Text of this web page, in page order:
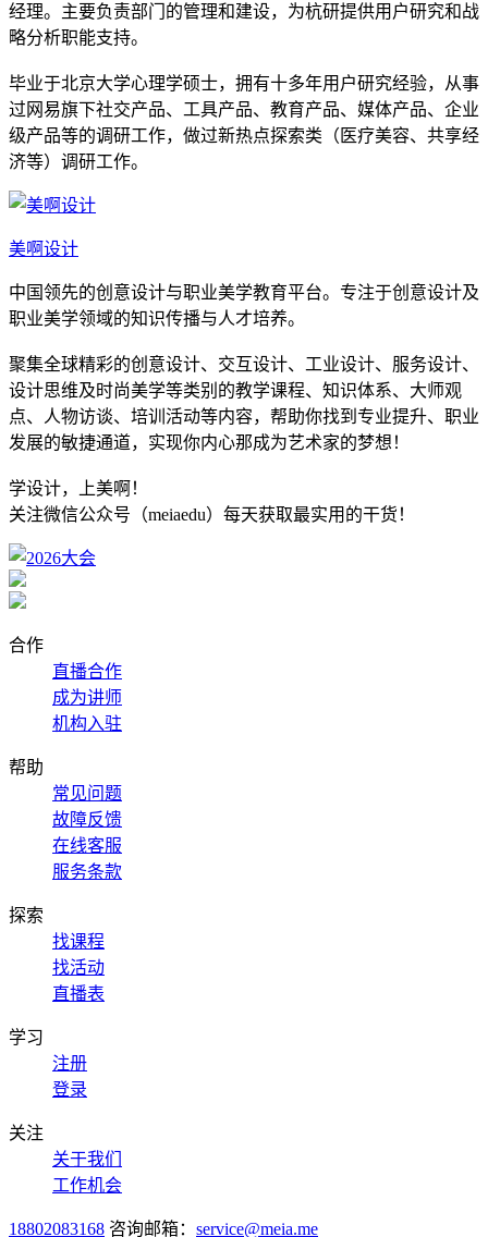
经理。主要负责部门的管理和建设，为杭研提供用户研究和战
略分析职能支持。
毕业于北京大学心理学硕士，拥有十多年用户研究经验，从事
过网易旗下社交产品、工具产品、教育产品、媒体产品、企业
级产品等的调研工作，做过新热点探索类（医疗美容、共享经
济等）调研工作。
美啊设计
中国领先的创意设计与职业美学教育平台。专注于创意设计及
职业美学领域的知识传播与人才培养。
聚集全球精彩的创意设计、交互设计、工业设计、服务设计、
设计思维及时尚美学等类别的教学课程、知识体系、大师观
点、人物访谈、培训活动等内容，帮助你找到专业提升、职业
发展的敏捷通道，实现你内心那成为艺术家的梦想！
学设计，上美啊！
关注微信公众号（meiaedu）每天获取最实用的干货！
合作
直播合作
成为讲师
机构入驻
帮助
常见问题
故障反馈
在线客服
服务条款
探索
找课程
找活动
直播表
学习
注册
登录
关注
关于我们
工作机会
18802083168 咨询邮箱： service@meia.me